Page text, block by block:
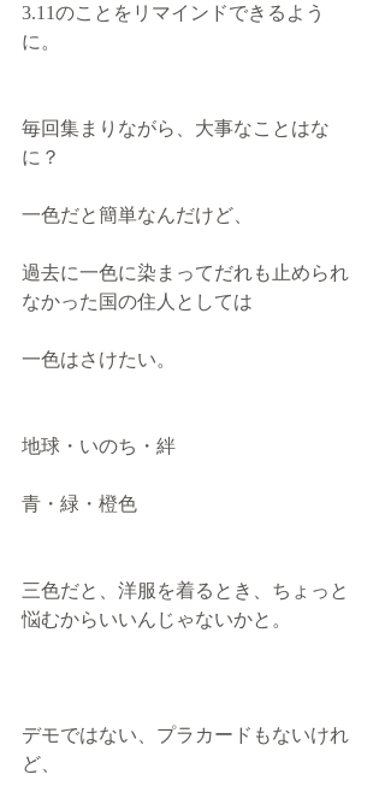
3.11のことをリマインドできるよう
に。
毎回集まりながら、大事なことはな
に？
一色だと簡単なんだけど、
過去に一色に染まってだれも止められ
なかった国の住人としては
一色はさけたい。
地球・いのち・絆
青・緑・橙色
三色だと、洋服を着るとき、ちょっと
悩むからいいんじゃないかと。
デモではない、プラカードもないけれ
ど、